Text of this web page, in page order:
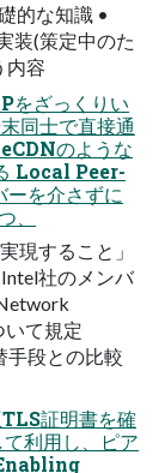
的な知識 •
装(策定中のた
内容
ざっくりい
同士で直接通
のような
Local Peer-
を介さずに
、
現すること」
社のメンバ
て規定
手段との比較
証明書を確
利用し、ピア